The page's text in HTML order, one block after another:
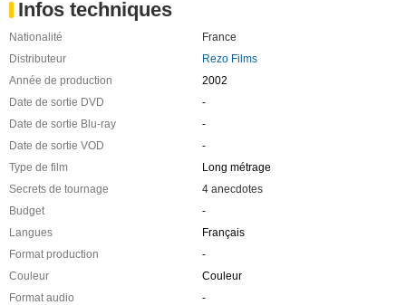
Infos techniques
Nationalité
France
Distributeur
Rezo Films
Année de production
2002
Date de sortie DVD
-
Date de sortie Blu-ray
-
Date de sortie VOD
-
Type de film
Long métrage
Secrets de tournage
4 anecdotes
Budget
-
Langues
Français
Format production
-
Couleur
Couleur
Format audio
-